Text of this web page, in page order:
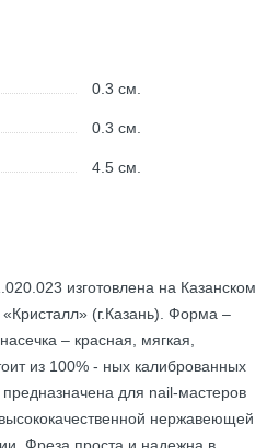
0.3см.
0.3см.
4.5см.
изготовлена на Казанском
(г.Казань). Форма –
– красная, мягкая,
из 100% - ных калиброванных
для nail-мастеров
нержавеющей